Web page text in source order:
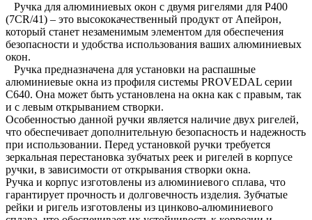
Ручка для алюминиевых окон с двумя ригелями для Р400
(7CR/41) – это высококачественный продукт от Апейрон,
который станет незаменимым элементом для обеспечения
безопасности и удобства использования ваших алюминиевых
окон.
Ручка предназначена для установки на распашные
алюминиевые окна из профиля системы PROVEDAL серии
С640. Она может быть установлена на окна как с правым, так
и с левым открыванием створки.
Особенностью данной ручки является наличие двух ригелей,
что обеспечивает дополнительную безопасность и надежность
при использовании. Перед установкой ручки требуется
зеркальная перестановка зубчатых реек и ригелей в корпусе
ручки, в зависимости от открывания створки окна.
Ручка и корпус изготовлены из алюминиевого сплава, что
гарантирует прочность и долговечность изделия. Зубчатые
рейки и ригель изготовлены из цинково-алюминиевого